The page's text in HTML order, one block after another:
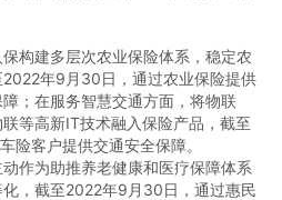
构建多层次农业保险体系，稳定农
年9月30日，通过农业保险提供
；在服务智慧交通方面，将物联
等高新IT技术融入保险产品，截至
险客户提供交通安全保障。
作为助推养老健康和医疗保障体系
，截至2022年9月30日，通过惠民